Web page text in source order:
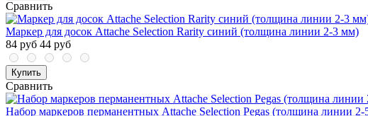
Сравнить
Маркер для досок Attache Selection Rarity синий (толщина линии 2-3 мм)
84 руб 44 руб
Купить
Сравнить
Набор маркеров перманентных Attache Selection Pegas (толщина линии